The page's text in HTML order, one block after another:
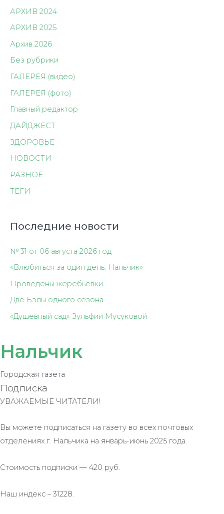
АРХИВ 2024
АРХИВ 2025
Архив 2026
Без рубрики
ГАЛЕРЕЯ (видео)
ГАЛЕРЕЯ (фото)
Главный редактор
ДАЙДЖЕСТ
ЗДОРОВЬЕ
НОВОСТИ
РАЗНОЕ
ТЕГИ
Последние новости
№ 31 от 06 августа 2026 год
«Влюбиться за один день: Нальчик»
Проведены жеребьёвки
Две Бэлы одного сезона
«Душевный сад» Зульфии Мусуковой
Нальчик
Городская газета
Подписка
УВАЖАЕМЫЕ ЧИТАТЕЛИ!
Вы можете подписаться на газету во всех почтовых
отделениях г. Нальчика на январь-июнь 2025 года.
Стоимость подписки — 420 руб.
Наш индекс – 31228.